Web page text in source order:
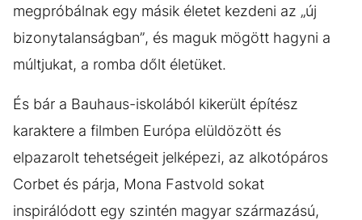
megpróbálnak egy másik életet kezdeni az „új
bizonytalanságban”, és maguk mögött hagyni a
múltjukat, a romba dőlt életüket.
És bár a Bauhaus-iskolából kikerült építész
karaktere a filmben Európa elüldözött és
elpazarolt tehetségeit jelképezi, az alkotópáros
Corbet és párja, Mona Fastvold sokat
inspirálódott egy szintén magyar származású,